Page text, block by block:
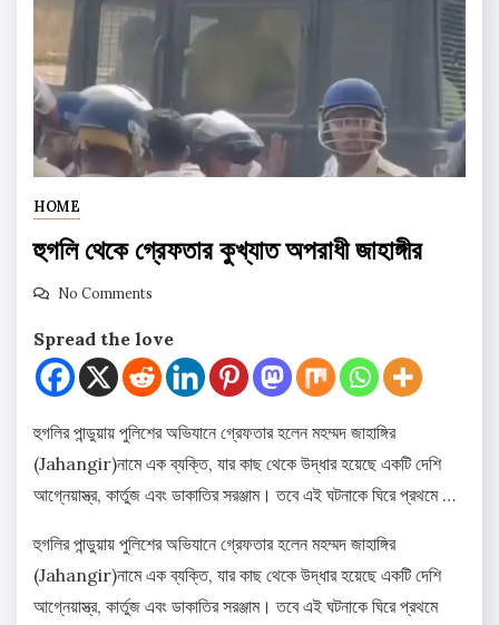
HOME
হুগলি থেকে গ্রেফতার কুখ্যাত অপরাধী জাহাঙ্গীর
No Comments
Spread the love
হুগলির পান্ডুয়ায় পুলিশের অভিযানে গ্রেফতার হলেন মহম্মদ জাহাঙ্গির
(Jahangir)নামে এক ব্যক্তি, যার কাছ থেকে উদ্ধার হয়েছে একটি দেশি
আগ্নেয়াস্ত্র, কার্তুজ এবং ডাকাতির সরঞ্জাম। তবে এই ঘটনাকে ঘিরে প্রথমে …
হুগলির পান্ডুয়ায় পুলিশের অভিযানে গ্রেফতার হলেন মহম্মদ জাহাঙ্গির
(Jahangir)নামে এক ব্যক্তি, যার কাছ থেকে উদ্ধার হয়েছে একটি দেশি
আগ্নেয়াস্ত্র, কার্তুজ এবং ডাকাতির সরঞ্জাম। তবে এই ঘটনাকে ঘিরে প্রথমে